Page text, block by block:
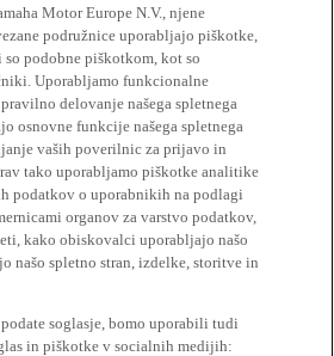
Motor Europe N.V., njene
podružnice uporabljajo piškotke,
podobne piškotkom, kot so
Uporabljamo funkcionalne
delovanje našega spletnega
osnovne funkcije našega spletnega
vaših poverilnic za prijavo in
tako uporabljamo piškotke analitike
podatkov o uporabnikih na podlagi
organov za varstvo podatkov,
kako obiskovalci uporabljajo našo
našo spletno stran, izdelke, storitve in
soglasje, bomo uporabili tudi
in piškotke v socialnih medijih: